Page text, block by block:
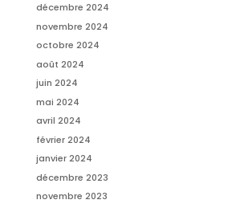
décembre 2024
novembre 2024
octobre 2024
août 2024
juin 2024
mai 2024
avril 2024
février 2024
janvier 2024
décembre 2023
novembre 2023